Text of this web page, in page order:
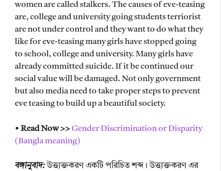
women are called stalkers. The causes of eve-teasing
are, college and university going students terriorist
are not under control and they want to do what they
like for eve-teasing many girls have stopped going
to school, college and university. Many girls have
already committed suicide. If it be continued our
social value will be damaged. Not only government
but also media need to take proper steps to prevent
eve teasing to build up a beautiful society.
• Read Now >> Gender Discrimination or Disparity
(Bangla meaning)
বঙ্গানুবাদ:উত্ত্যক্তকরণ একটি পরিচিত শব্দ। উত্ত্যক্তকরণ এর